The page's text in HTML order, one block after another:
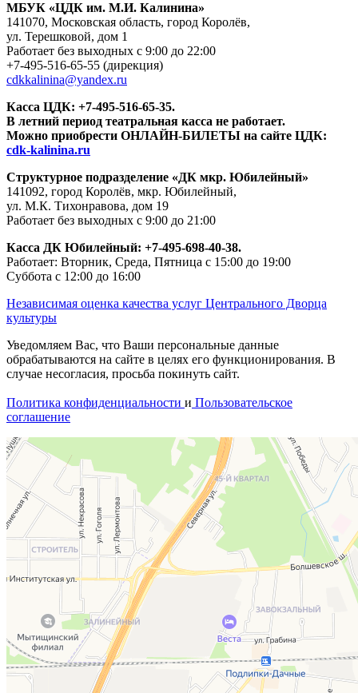
МБУК «ЦДК им. М.И. Калинина»
141070, Московская область, город Королёв,
ул. Терешковой, дом 1
Работает без выходных с 9:00 до 22:00
+7-495-516-65-55 (дирекция)
cdkkalinina@yandex.ru
Касса ЦДК: +7-495-516-65-35.
В летний период театральная касса не работает.
Можно приобрести ОНЛАЙН-БИЛЕТЫ на сайте ЦДК:
cdk-kalinina.ru
Структурное подразделение «ДК мкр. Юбилейный»
141092, город Королёв, мкр. Юбилейный,
ул. М.К. Тихонравова, дом 19
Работает без выходных с 9:00 до 21:00
Касса ДК Юбилейный: +7-495-698-40-38.
Работает: Вторник, Среда, Пятница с 15:00 до 19:00
Суббота с 12:00 до 16:00
Независимая оценка качества услуг Центрального Дворца
культуры
Уведомляем Вас, что Ваши персональные данные
обрабатываются на сайте в целях его функционирования. В
случае несогласия, просьба покинуть сайт.
Политика конфиденциальности и Пользовательское
соглашение